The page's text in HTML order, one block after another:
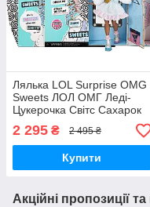
Лялька LOL Surprise OMG
Sweets ЛОЛ ОМГ Леді-
Цукерочка Світс Сахарок
L. O. L. Surprise 572763
MyDoll.com.ua
2 295 ₴ 2 495 ₴
Купити
Акційні пропозиції